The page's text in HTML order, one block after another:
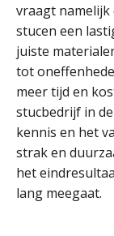
vraagt namelijk
stucen een
juiste
tot
meer tijd en
stucbedrijf in
kennis en het
strak en
het
lang meegaat.